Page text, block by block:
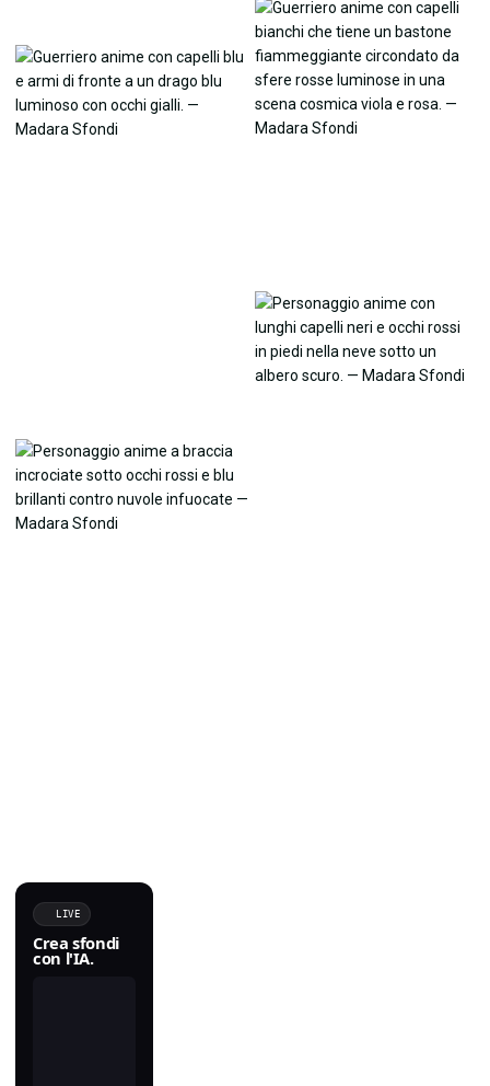
LIVE
Crea sfondi
con l'IA.